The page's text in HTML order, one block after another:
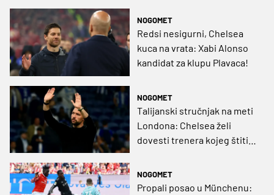
NOGOMET
Redsi nesigurni, Chelsea
kuca na vrata: Xabi Alonso
kandidat za klupu Plavaca!
NOGOMET
Talijanski stručnjak na meti
Londona: Chelsea želi
dovesti trenera kojeg štiti
NOGOMET
Propali posao u Münchenu: